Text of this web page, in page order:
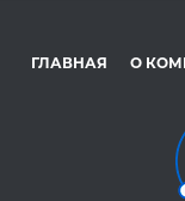
ГЛАВНАЯ О